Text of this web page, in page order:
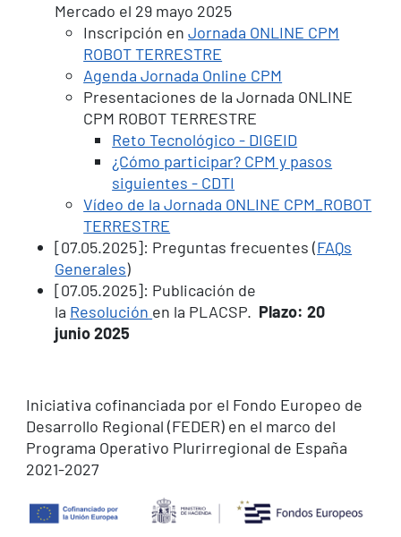
Mercado el 29 mayo 2025
Inscripción enJornada ONLINE CPM
ROBOT TERRESTRE
Agenda Jornada Online CPM
Presentaciones de la Jornada ONLINE
CPM ROBOT TERRESTRE
Reto Tecnológico - DIGEID
¿Cómo participar? CPM y pasos
siguientes - CDTI
Vídeo de la Jornada ONLINE CPM_ROBOT
TERRESTRE
[07.05.2025]: Preguntas frecuentes (FAQs
Generales)
[07.05.2025]: Publicación de
la Resolución en la PLACSP. Plazo: 20
junio 2025
Iniciativa cofinanciada por el Fondo Europeo de
Desarrollo Regional (FEDER) en el marco del
Programa Operativo Plurirregional de España
2021-2027